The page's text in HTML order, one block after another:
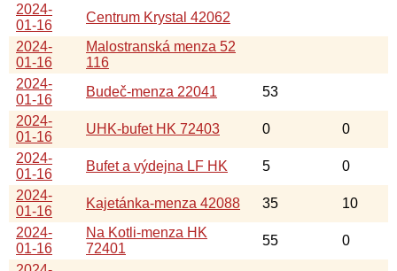
2024-
01-16
Centrum Krystal 42062
2024-
01-16
Malostranská menza 52
116
2024-
01-16
Budeč-menza 22041
53
2024-
01-16
UHK-bufet HK 72403 0
0
2024-
01-16
Bufet a výdejna LF HK 5
0
2024-
01-16
Kajetánka-menza 42088 35
10
2024-
01-16
Na Kotli-menza HK
72401
55
0